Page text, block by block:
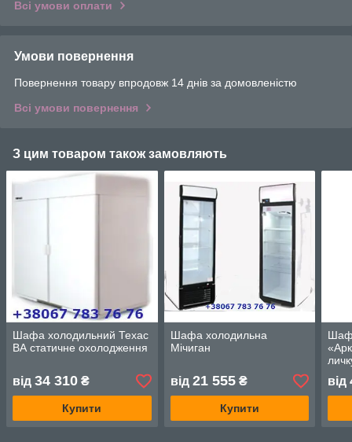
Всі умови оплати
Умови повернення
Повернення товару впродовж 14 днів за домовленістю
Всі умови повернення
З цим товаром також замовляють
Шафа холодильний Техас
ВА статичне охолодження
від 34 310 ₴
Купити
Шафа холодильна
Мічиган
від 21 555₴
Купити
від